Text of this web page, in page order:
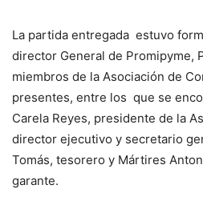
La partida entregada estuvo
director General de Promipyme,
miembros de la Asociación de
presentes, entre los que se
Carela Reyes, presidente de la
director ejecutivo y secretario
Tomás, tesorero y Mártires
garante.